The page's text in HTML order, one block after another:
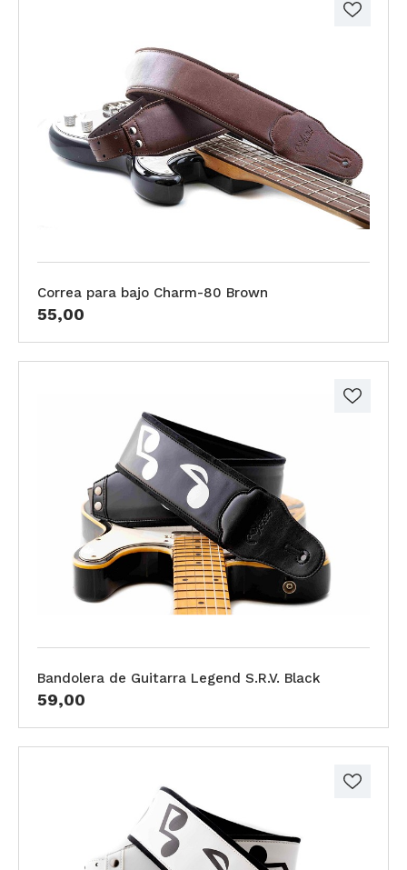
Correa para bajo Charm-80 Brown
55,00
Bandolera de Guitarra Legend S.R.V. Black
59,00